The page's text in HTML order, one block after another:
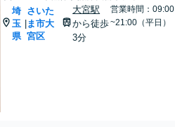
埼
玉
県
さいた
ま市大
宮区
大宮駅
から徒歩
3分
営業時間：09:00
~21:00（平日）